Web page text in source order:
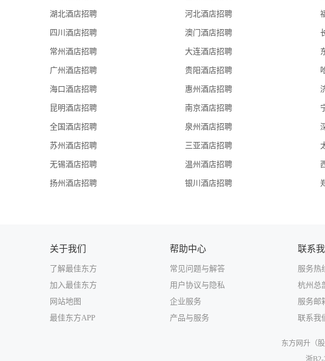
湖北酒店招聘 河北酒店招聘
四川酒店招聘 澳门酒店招聘
常州酒店招聘 大连酒店招聘
广州酒店招聘 贵阳酒店招聘
海口酒店招聘 惠州酒店招聘
昆明酒店招聘 南京酒店招聘
全国酒店招聘 泉州酒店招聘
苏州酒店招聘 三亚酒店招聘
无锡酒店招聘 温州酒店招聘
扬州酒店招聘 银川酒店招聘
关于我们
了解最佳东方
加入最佳东方
网站地图
最佳东方APP
帮助中心
常见问题与解答
用户协议与隐私
企业服务
产品与服务
联系我
服务热
杭州总
服务邮
联系我
东方网升（
浙B2-